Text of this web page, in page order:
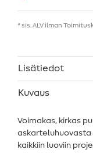
* sis. ALV ilman
Lisätiedot
Kuvaus
Voimakas, kirkas
kaikkiin luoviin